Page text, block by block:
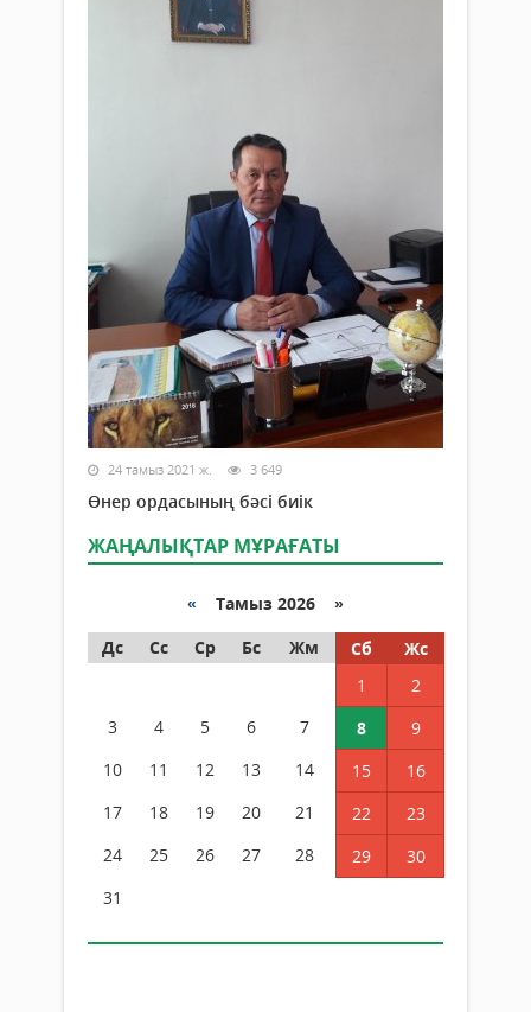
24 тамыз 2021 ж. 3 649
Өнер ордасының бәсі биік
ЖАҢАЛЫҚТАР МҰРАҒАТЫ
« Тамыз 2026 »
Дс
Сс Ср Бс Жм Сб
Жс
1
2
3
4 5 6 7 8
9
10
11 12 13 14 15
16
17
18 19 20 21 22
23
24
25 26 27 28 29
30
31